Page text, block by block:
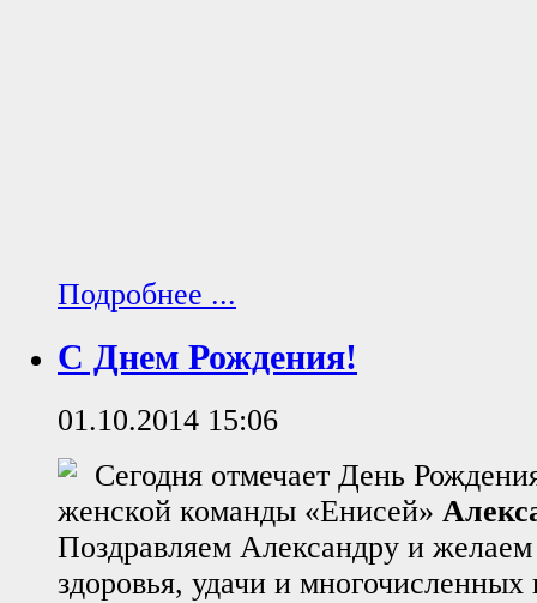
Подробнее ...
С Днем Рождения!
01.10.2014 15:06
Сегодня отмечает День
женской команды «Енисей»
Поздравляем Александру и желаем
здоровья, удачи и многочисленных